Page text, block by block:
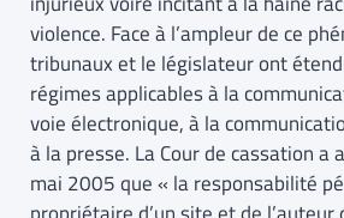
violence. Face à l’ampleur de ce
tribunaux et le législateur ont
régimes applicables à la
voie électronique, à la
à la presse. La Cour de cassation a
mai 2005 que « la responsabilité